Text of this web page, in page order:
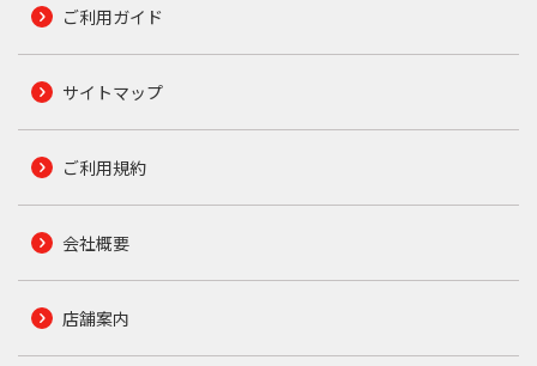
ご利用ガイド
サイトマップ
ご利用規約
会社概要
店舗案内